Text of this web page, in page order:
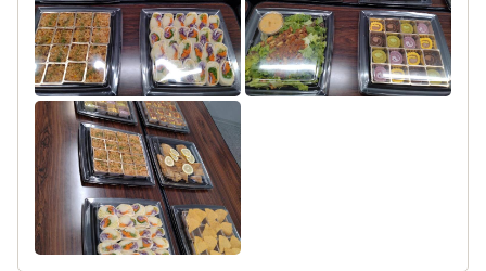
は、12人前で１ケースに収まっていたので、24人前を頼め
ば２セット分のケースで納品されると思っていたのです
が、16人前で１ケースになっていたため、スイーツの隣に
メキシカンライスが入っていたのはちょっと残念でした。